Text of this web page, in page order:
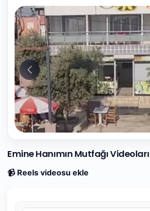
Emine Hanımın Mutfağı Videoları
📹 Reels videosu ekle